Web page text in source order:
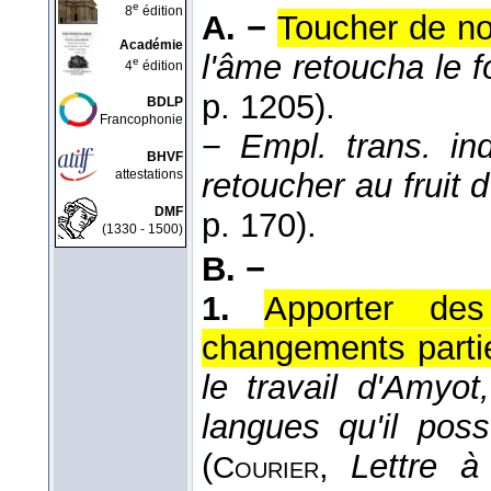
8e édition
Académie
4e édition
BDLP
Francophonie
BHVF
attestations
DMF
(1330 - 1500)
A. − Toucher de
l'âme retoucha le
p. 1205).
− Empl. trans.
retoucher au fruit
p. 170).
B. −
1.
Apporter
changements
le travail
langues qu'il
(Courier, Lettre à